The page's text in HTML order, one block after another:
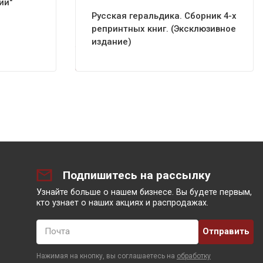
Русская геральдика. Сборник 4-х
репринтных книг. (Эксклюзивное
издание)
Подпишитесь на рассылку
Узнайте больше о нашем бизнесе. Вы будете первым,
кто узнает о наших акциях и распродажах.
Почта
Нажимая на кнопку, вы соглашаетесь на обработку